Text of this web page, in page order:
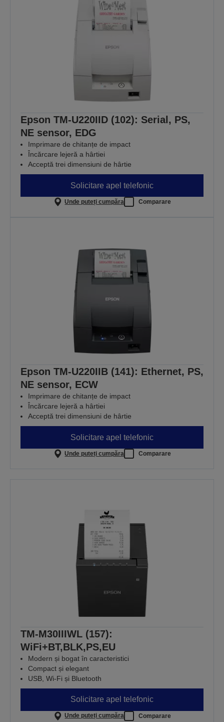
Epson TM-U220IID (102): Serial, PS,
NE sensor, EDG
Imprimare de chitanțe de impact
Încărcare lejeră a hârtiei
Acceptă trei dimensiuni de hârtie
Solicitare apel telefonic
Unde puteți cumpăra Comparare
Epson TM-U220IIB (141): Ethernet, PS,
NE sensor, ECW
Imprimare de chitanțe de impact
Încărcare lejeră a hârtiei
Acceptă trei dimensiuni de hârtie
Solicitare apel telefonic
Unde puteți cumpăra Comparare
TM-M30IIIWL (157):
WiFi+BT,BLK,PS,EU
Modern și bogat în caracteristici
Compact și elegant
USB, Wi-Fi și Bluetooth
Solicitare apel telefonic
Unde puteți cumpăra Comparare